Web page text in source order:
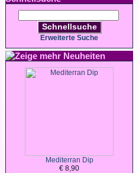
Schnellsuche
Erweiterte Suche
Neuheiten
Mediterran Dip
€ 8,90